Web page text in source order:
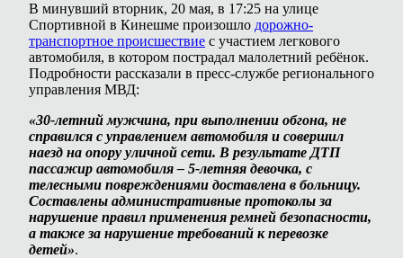
В минувший вторник, 20 мая, в 17:25 на улице
Спортивной в Кинешме произошло дорожно-
транспортное происшествие с участием легкового
автомобиля, в котором пострадал малолетний ребёнок.
Подробности рассказали в пресс-службе регионального
управления МВД:
«30-летний мужчина, при выполнении обгона, не
справился с управлением автомобиля и совершил
наезд на опору уличной сети. В результате ДТП
пассажир автомобиля – 5-летняя девочка, с
телесными повреждениями доставлена в больницу.
Составлены административные протоколы за
нарушение правил применения ремней безопасности,
а также за нарушение требований к перевозке
детей».